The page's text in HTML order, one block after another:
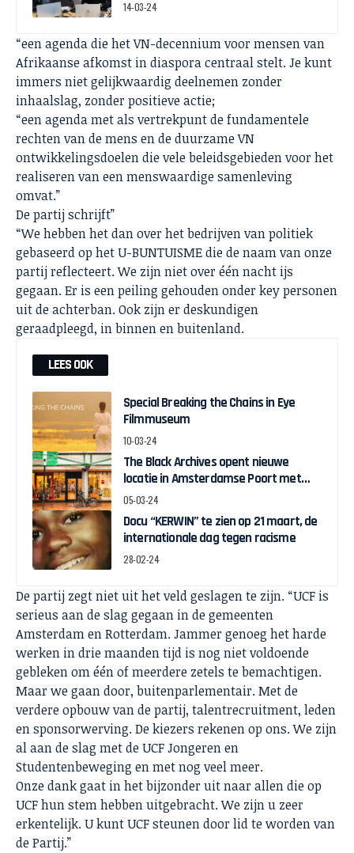
14-03-24
“een agenda die het VN-decennium voor mensen van
Afrikaanse afkomst in diaspora centraal stelt. Je kunt
immers niet gelijkwaardig deelnemen zonder
inhaalslag, zonder positieve actie;
“een agenda met als vertrekpunt de fundamentele
rechten van de mens en de duurzame VN
ontwikkelingsdoelen die vele beleidsgebieden voor het
realiseren van een menswaardige samenleving
omvat.”
De partij schrijft”
“We hebben het dan over het bedrijven van politiek
gebaseerd op het U-BUNTUISME die de naam van onze
partij reflecteert. We zijn niet over één nacht ijs
gegaan. Er is een peiling gehouden onder key personen
uit de achterban. Ook zijn er deskundigen
geraadpleegd, in binnen en buitenland.
LEES OOK
Special Breaking the Chains in Eye
Filmmuseum
10-03-24
The Black Archives opent nieuwe
locatie in Amsterdamse Poort met
pop-up expo over Ghanese
05-03-24
Docu “KERWIN” te zien op 21 maart, de
internationale dag tegen racisme
28-02-24
De partij zegt niet uit het veld geslagen te zijn. “UCF is
serieus aan de slag gegaan in de gemeenten
Amsterdam en Rotterdam. Jammer genoeg het harde
werken in drie maanden tijd is nog niet voldoende
gebleken om één of meerdere zetels te bemachtigen.
Maar we gaan door, buitenparlementair. Met de
verdere opbouw van de partij, talentrecruitment, leden
en sponsorwerving. De kiezers rekenen op ons. We zijn
al aan de slag met de UCF Jongeren en
Studentenbeweging en met nog veel meer.
Onze dank gaat in het bijzonder uit naar allen die op
UCF hun stem hebben uitgebracht. We zijn u zeer
erkentelijk. U kunt UCF steunen door lid te worden van
de Partij.”